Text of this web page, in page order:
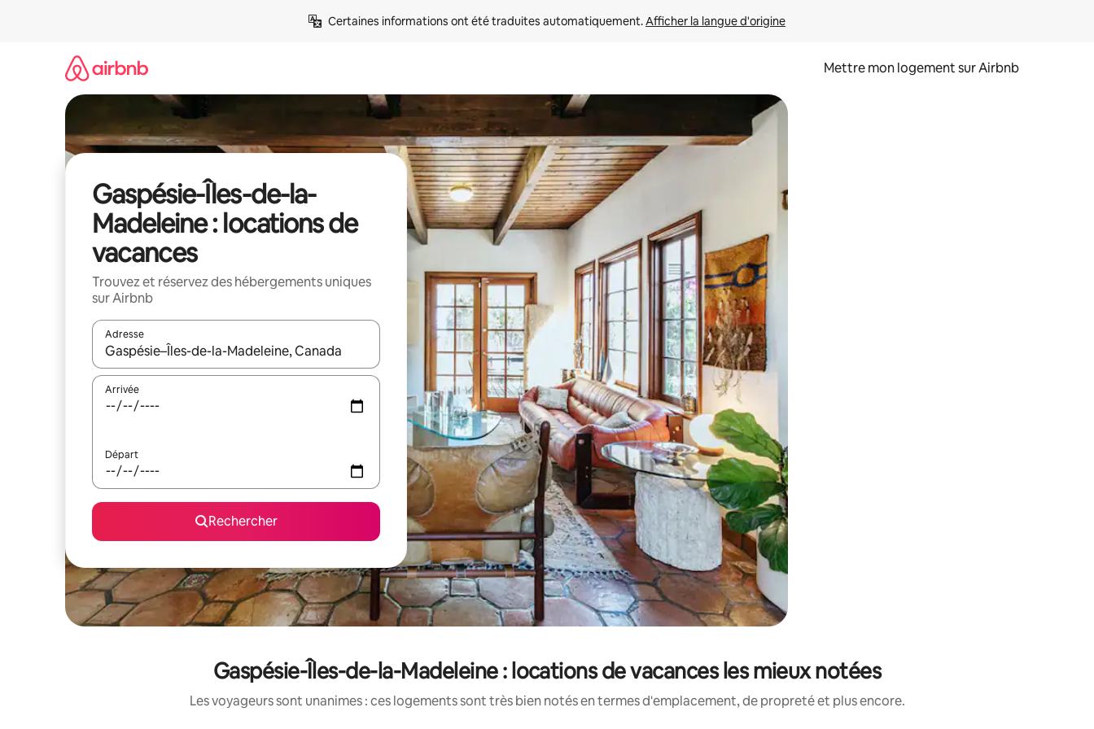
Certaines informations ont été traduites automatiquement. Afficher la langue d'origine
Mettre mon logement sur Airbnb
Gaspésie-Îles-de-la-
Madeleine : locations de
vacances
Trouvez et réservez des hébergements uniques
sur Airbnb
Adresse
Lorsque les résultats s'affichent, utilisez les flèches vers le haut et vers le bas pour les parcourir ou en appuyant et en faisant glisser.
Arrivée
Départ
Rechercher
Gaspésie-Îles-de-la-Madeleine : locations de vacances les mieux notées
Les voyageurs sont unanimes : ces logements sont très bien notés en termes d'emplacement, de propreté et plus encore.